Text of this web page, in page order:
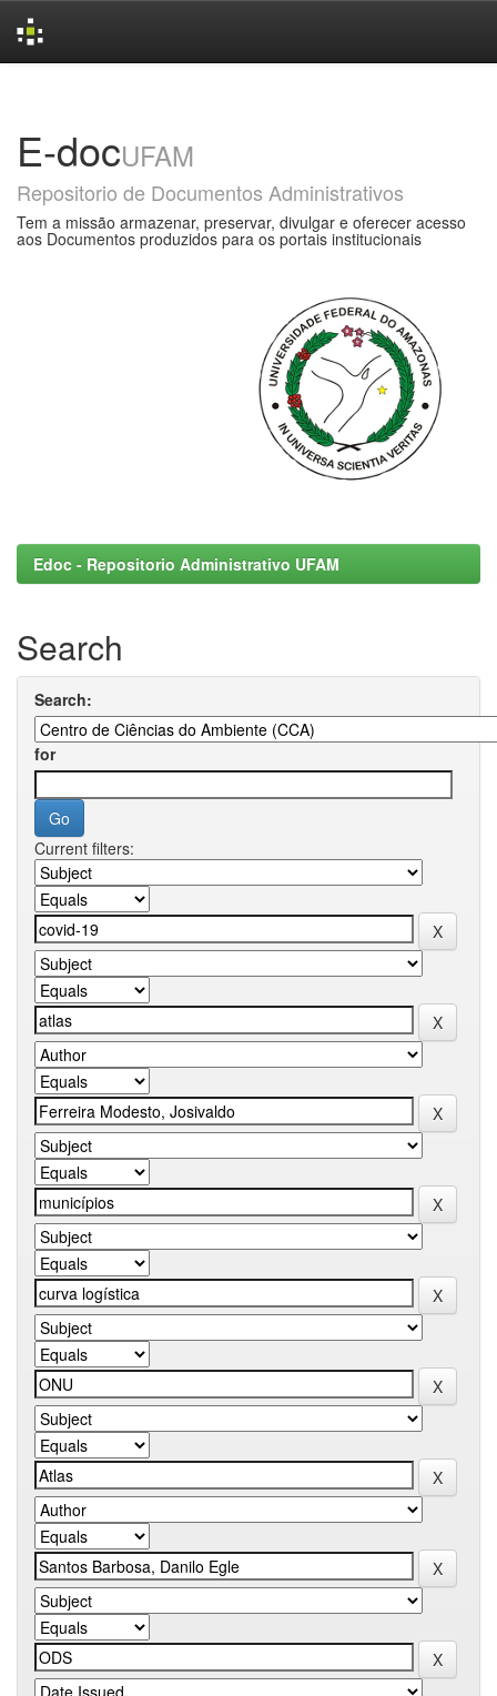
E-docUFAM
Repositorio de Documentos Administrativos
Tem a missão armazenar, preservar, divulgar e oferecer acesso
aos Documentos produzidos para os portais institucionais
Edoc - Repositorio Administrativo UFAM
Search
Search:
for
Current filters: